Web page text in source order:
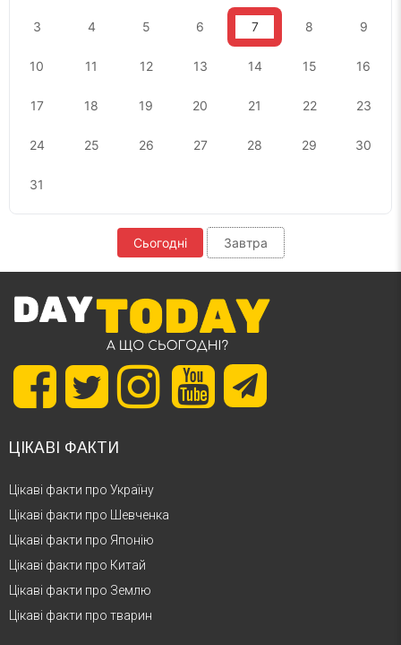
3 4 5 6 7 8 9
10 11 12 13 14 15 16
17 18 19 20 21 22 23
24 25 26 27 28 29 30
31
Сьогодні Завтра
ЦІКАВІ ФАКТИ
Цікаві факти про Україну
Цікаві факти про Шевченка
Цікаві факти про Японію
Цікаві факти про Китай
Цікаві факти про Землю
Цікаві факти про тварин